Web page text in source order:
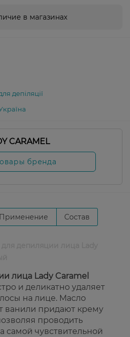
в магазинах
депіляції
CARAMEL
бренда
Применение Состав
лица Lady Caramel
и деликатно удаляет
на лице. Масло
ванили придают крему
проводить
самой чувствительной